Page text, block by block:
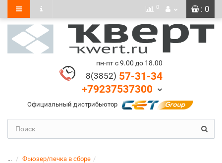
: 0
0
пн-пт с 9.00 до 18.00
8(3852) 57-31-34
+79237537300
Официальный дистрибьютор
... Фьюзер/печка в сборе